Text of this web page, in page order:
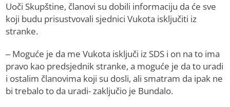
Uoči Skupštine, članovi su dobili informaciju da će sve
koji budu prisustvovali sjednici Vukota isključiti iz
stranke.
– Moguće je da me Vukota isključi iz SDS i on na to ima
pravo kao predsjednik stranke, a moguće je da to uradi
i ostalim članovima koji su dosli, ali smatram da ipak ne
bi trebalo to da uradi- zaključio je Bundalo.